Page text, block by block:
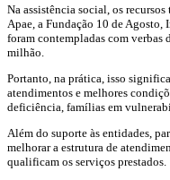
Na assistência social, os
Apae, a Fundação 10 de
foram contempladas com verbas
milhão.
Portanto, na prática, isso
atendimentos e melhores
deficiência, famílias em
Além do suporte às entidades,
melhorar a estrutura de
qualificam os serviços prestados.